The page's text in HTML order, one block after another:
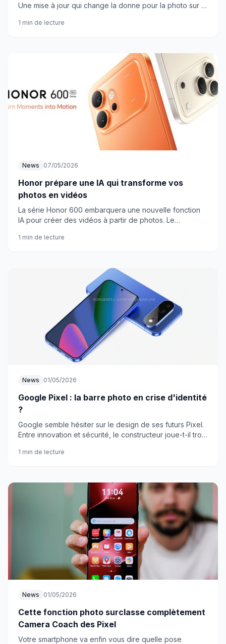
Une mise à jour qui change la donne pour la photo sur Z
1 min de lecture
News 07/05/2026
Honor prépare une IA qui transforme vos
photos en vidéos
La série Honor 600 embarquera une nouvelle fonction
IA pour créer des vidéos à partir de photos. Le
bugs habituels.
1 min de lecture
News 01/05/2026
Google Pixel : la barre photo en crise d'identité
?
Google semble hésiter sur le design de ses futurs Pixel.
Entre innovation et sécurité, le constructeur joue-t-il trop
1 min de lecture
News 01/05/2026
Cette fonction photo surclasse complètement
Camera Coach des Pixel
Votre smartphone va enfin vous dire quelle pose